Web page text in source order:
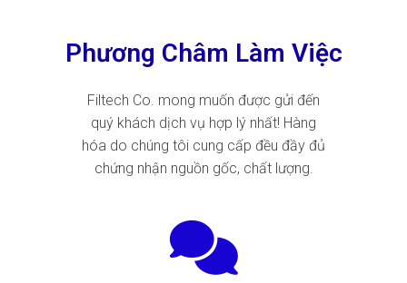
Phương Châm Làm Việc
Filtech Co. mong muốn được gửi đến
quý khách dịch vụ hợp lý nhất! Hàng
hóa do chúng tôi cung cấp đều đầy đủ
chứng nhận nguồn gốc, chất lượng.